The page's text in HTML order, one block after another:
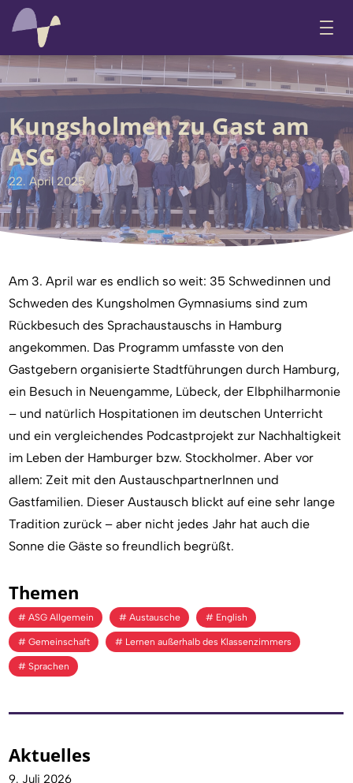
Kungsholmen zu Gast am
ASG
22. April 2025
Am 3. April war es endlich so weit: 35 Schwedinnen und
Schweden des Kungsholmen Gymnasiums sind zum
Rückbesuch des Sprachaustauschs in Hamburg
angekommen. Das Programm umfasste von den
Gastgebern organisierte Stadtführungen durch Hamburg,
ein Besuch in Neuengamme, Lübeck, der Elbphilharmonie
– und natürlich Hospitationen im deutschen Unterricht
und ein vergleichendes Podcastprojekt zur Nachhaltigkeit
im Leben der Hamburger bzw. Stockholmer. Aber vor
allem: Zeit mit den AustauschpartnerInnen und
Gastfamilien. Dieser Austausch blickt auf eine sehr lange
Tradition zurück – aber nicht jedes Jahr hat auch die
Sonne die Gäste so freundlich begrüßt.
Themen
ASG Allgemein Austausche English
Gemeinschaft Lernen außerhalb des Klassenzimmers
Sprachen
Aktuelles
9. Juli 2026